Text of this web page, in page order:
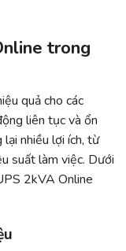
trong
quả cho các
liên tục và ổn
nhiều lợi ích, từ
suất làm việc. Dưới
2kVA Online